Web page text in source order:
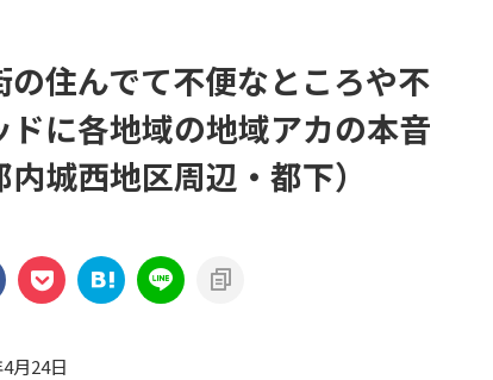
の住んでて不便なところや不
に各地域の地域アカの本音
城西地区周辺・都下）
月24日